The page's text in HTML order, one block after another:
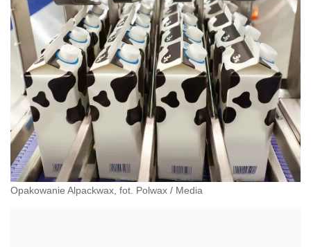
Opakowanie Alpackwax, fot. Polwax / Media